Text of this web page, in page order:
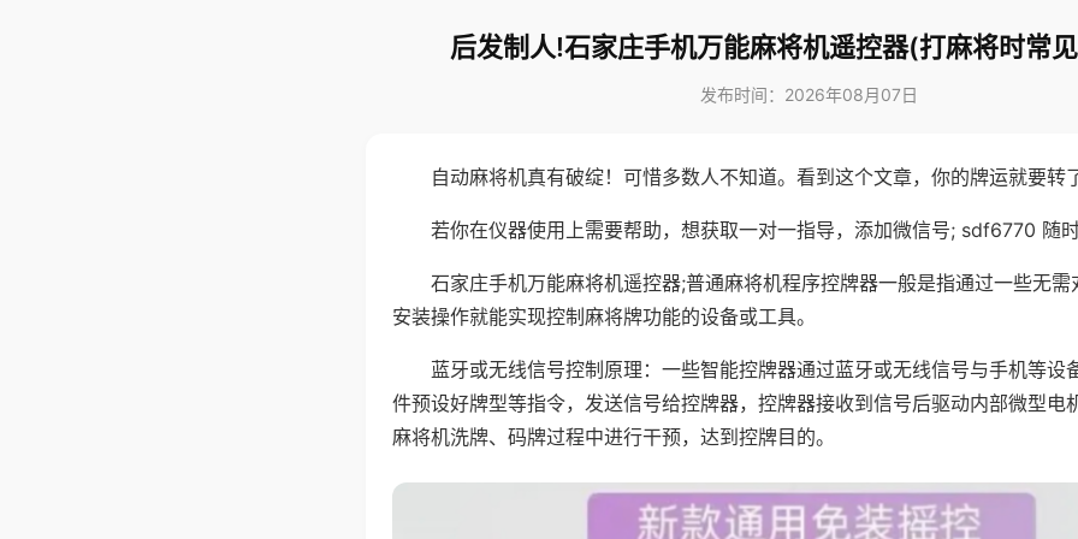
后发制人!石家庄手机万能麻将机遥控器(打麻将时常
发布时间：2026年08月07日
自动麻将机真有破绽！可惜多数人不知道。看到这个文章，你的牌运就要转
若你在仪器使用上需要帮助，想获取一对一指导，添加微信号; sdf6770 随
石家庄手机万能麻将机遥控器;普通麻将机程序控牌器一般是指通过一些无
安装操作就能实现控制麻将牌功能的设备或工具。
蓝牙或无线信号控制原理：一些智能控牌器通过蓝牙或无线信号与手机等设
件预设好牌型等指令，发送信号给控牌器，控牌器接收到信号后驱动内部微型电
麻将机洗牌、码牌过程中进行干预，达到控牌目的。